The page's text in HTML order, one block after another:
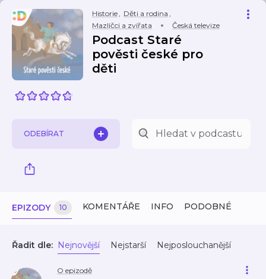
Historie, Děti a rodina ,
Mazlíčci a zvířata
Česká televize
Podcast Staré
pověsti české pro
děti
ODEBÍRAT
EPIZODY 10 KOMENTÁŘE INFO PODOBNÉ
Řadit dle: Nejnovější Nejstarší Nejposlouchanější
O epizodě